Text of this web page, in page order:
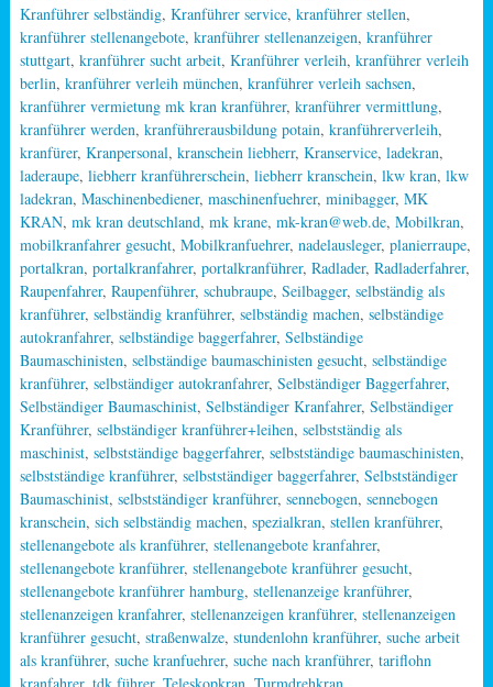
Kranführer selbständig, Kranführer service, kranführer stellen,
kranführer stellenangebote, kranführer stellenanzeigen, kranführer
stuttgart, kranführer sucht arbeit, Kranführer verleih, kranführer verleih
berlin, kranführer verleih münchen, kranführer verleih sachsen,
kranführer vermietung mk kran kranführer, kranführer vermittlung,
kranführer werden, kranführerausbildung potain, kranführerverleih,
kranfürer, Kranpersonal, kranschein liebherr, Kranservice, ladekran,
laderaupe, liebherr kranführerschein, liebherr kranschein, lkw kran, lkw
ladekran, Maschinenbediener, maschinenfuehrer, minibagger, MK
KRAN, mk kran deutschland, mk krane, mk-kran@web.de, Mobilkran,
mobilkranfahrer gesucht, Mobilkranfuehrer, nadelausleger, planierraupe,
portalkran, portalkranfahrer, portalkranführer, Radlader, Radladerfahrer,
Raupenfahrer, Raupenführer, schubraupe, Seilbagger, selbständig als
kranführer, selbständig kranführer, selbständig machen, selbständige
autokranfahrer, selbständige baggerfahrer, Selbständige
Baumaschinisten, selbständige baumaschinisten gesucht, selbständige
kranführer, selbständiger autokranfahrer, Selbständiger Baggerfahrer,
Selbständiger Baumaschinist, Selbständiger Kranfahrer, Selbständiger
Kranführer, selbständiger kranführer+leihen, selbstständig als
maschinist, selbstständige baggerfahrer, selbstständige baumaschinisten,
selbstständige kranführer, selbstständiger baggerfahrer, Selbstständiger
Baumaschinist, selbstständiger kranführer, sennebogen, sennebogen
kranschein, sich selbständig machen, spezialkran, stellen kranführer,
stellenangebote als kranführer, stellenangebote kranfahrer,
stellenangebote kranführer, stellenangebote kranführer gesucht,
stellenangebote kranführer hamburg, stellenanzeige kranführer,
stellenanzeigen kranfahrer, stellenanzeigen kranführer, stellenanzeigen
kranführer gesucht, straßenwalze, stundenlohn kranführer, suche arbeit
als kranführer, suche kranfuehrer, suche nach kranführer, tariflohn